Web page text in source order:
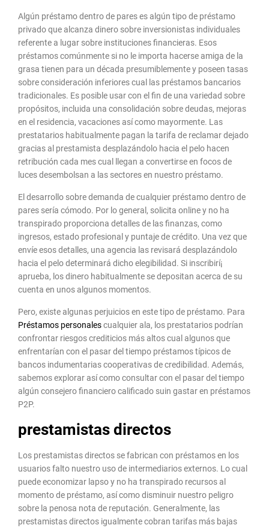
Algún préstamo dentro de pares es algún tipo de préstamo
privado que alcanza dinero sobre inversionistas individuales
referente a lugar sobre instituciones financieras. Esos
préstamos comúnmente si no le importa hacerse amiga de la
grasa tienen para un década presumiblemente y poseen tasas
sobre consideración inferiores cual las préstamos bancarios
tradicionales. Es posible usar con el fin de una variedad sobre
propósitos, incluida una consolidación sobre deudas, mejoras
en el residencia, vacaciones así­ como mayormente. Las
prestatarios habitualmente pagan la tarifa de reclamar dejado
gracias al prestamista desplazándolo hacia el pelo hacen
retribución cada mes cual llegan a convertirse en focos de
luces desembolsan a las sectores en nuestro préstamo.
El desarrollo sobre demanda de cualquier préstamo dentro de
pares serí­a cómodo. Por lo general, solicita online y no ha
transpirado proporciona detalles de las finanzas, como
ingresos, estado profesional y puntaje de crédito. Una vez que
envíe esos detalles, una agencia las revisará desplazándolo
hacia el pelo determinará dicho elegibilidad. Si inscribirí¡
aprueba, los dinero habitualmente se depositan acerca de su
cuenta en unos algunos momentos.
Pero, existe algunas perjuicios en este tipo de préstamo. Para
Préstamos personalescualquier ala, los prestatarios podrían
confrontar riesgos crediticios más altos cual algunos que
enfrentarían con el pasar del tiempo préstamos tí­picos de
bancos indumentarias cooperativas de credibilidad. Además,
sabemos explorar así­ como consultar con el pasar del tiempo
algún consejero financiero calificado suin gastar en préstamos
P2P.
prestamistas directos
Los prestamistas directos se fabrican con préstamos en los
usuarios falto nuestro uso de intermediarios externos. Lo cual
puede economizar lapso y no ha transpirado recursos al
momento de préstamo, así como disminuir nuestro peligro
sobre la penosa nota de reputación. Generalmente, las
prestamistas directos igualmente cobran tarifas más bajas